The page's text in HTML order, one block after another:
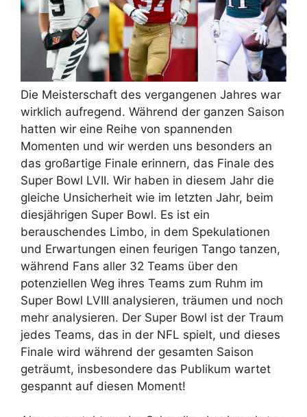
Die Meisterschaft des vergangenen Jahres war
wirklich aufregend. Während der ganzen Saison
hatten wir eine Reihe von spannenden
Momenten und wir werden uns besonders an
das großartige Finale erinnern, das Finale des
Super Bowl LVII. Wir haben in diesem Jahr die
gleiche Unsicherheit wie im letzten Jahr, beim
diesjährigen Super Bowl. Es ist ein
berauschendes Limbo, in dem Spekulationen
und Erwartungen einen feurigen Tango tanzen,
während Fans aller 32 Teams über den
potenziellen Weg ihres Teams zum Ruhm im
Super Bowl LVIII analysieren, träumen und noch
mehr analysieren. Der Super Bowl ist der Traum
jedes Teams, das in der NFL spielt, und dieses
Finale wird während der gesamten Saison
geträumt, insbesondere das Publikum wartet
gespannt auf diesen Moment!